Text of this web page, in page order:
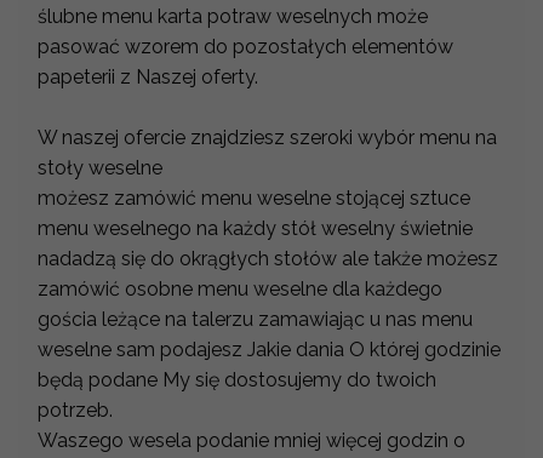
ślubne menu karta potraw weselnych może
pasować wzorem do pozostałych elementów
papeterii z Naszej oferty.
W naszej ofercie znajdziesz szeroki wybór menu na
stoły weselne
możesz zamówić menu weselne stojącej sztuce
menu weselnego na każdy stół weselny świetnie
nadadzą się do okrągłych stołów ale także możesz
zamówić osobne menu weselne dla każdego
gościa leżące na talerzu zamawiając u nas menu
weselne sam podajesz Jakie dania O której godzinie
będą podane My się dostosujemy do twoich
potrzeb.
Waszego wesela podanie mniej więcej godzin o